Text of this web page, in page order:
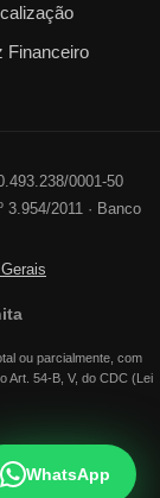
Financeiro
0001-50
2011 · Banco
ou parcialmente, com
Art. 54-B, V, do CDC (Lei
WhatsApp